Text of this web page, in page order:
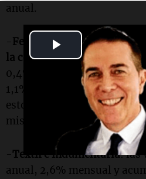
Play
Video
anual.
-Ferretería, materiales
la construcción: las ventas
0,4% anual en octubre (a
1,1% mensual y acumulan
estos diez meses del año
mismos meses de 2021).
-Textil e indumentaria: las
anual, 2,6% mensual y